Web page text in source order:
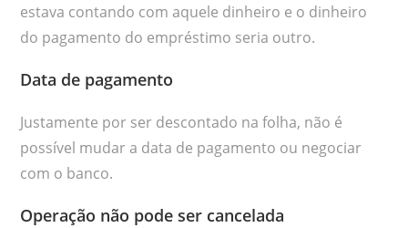
estava contando com aquele dinheiro e o dinheiro
do pagamento do empréstimo seria outro.
Data de pagamento
Justamente por ser descontado na folha, não é
possível mudar a data de pagamento ou negociar
com o banco.
Operação não pode ser cancelada